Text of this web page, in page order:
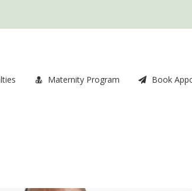
Maternity Program Book